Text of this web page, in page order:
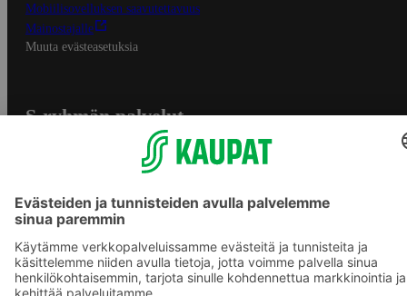
Mobiilisovelluksen saavutettavuus
Mainostajalle
Muuta evästeasetuksia
S-ryhmän palvelut
Yhteishyvä Ruoka -sovellus
S-ostoslista -sovellus
Prisma.fi
Sokos.fi
S-Pankki